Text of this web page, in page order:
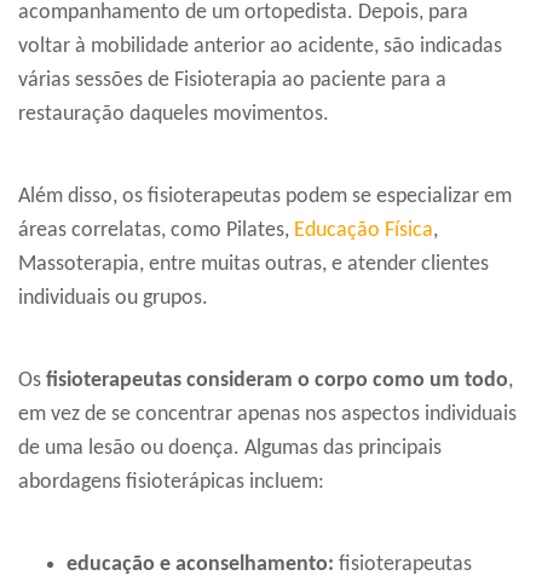
acompanhamento de um ortopedista. Depois, para
voltar à mobilidade anterior ao acidente, são indicadas
várias sessões de Fisioterapia ao paciente para a
restauração daqueles movimentos.
Além disso, os fisioterapeutas podem se especializar em
áreas correlatas, como Pilates, Educação Física,
Massoterapia, entre muitas outras, e atender clientes
individuais ou grupos.
Os fisioterapeutas consideram o corpo como um todo,
em vez de se concentrar apenas nos aspectos individuais
de uma lesão ou doença. Algumas das principais
abordagens fisioterápicas incluem:
educação e aconselhamento: fisioterapeutas